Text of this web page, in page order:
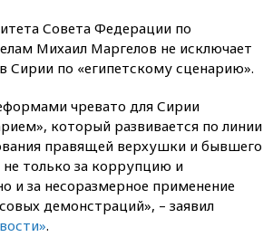
Совета Федерации по
Михаил Маргелов не исключает
Сирии по «египетскому сценарию».
чревато для Сирии
который развивается по линии
правящей верхушки и бывшего
не только за коррупцию и
и за несоразмерное применение
демонстраций», – заявил
.